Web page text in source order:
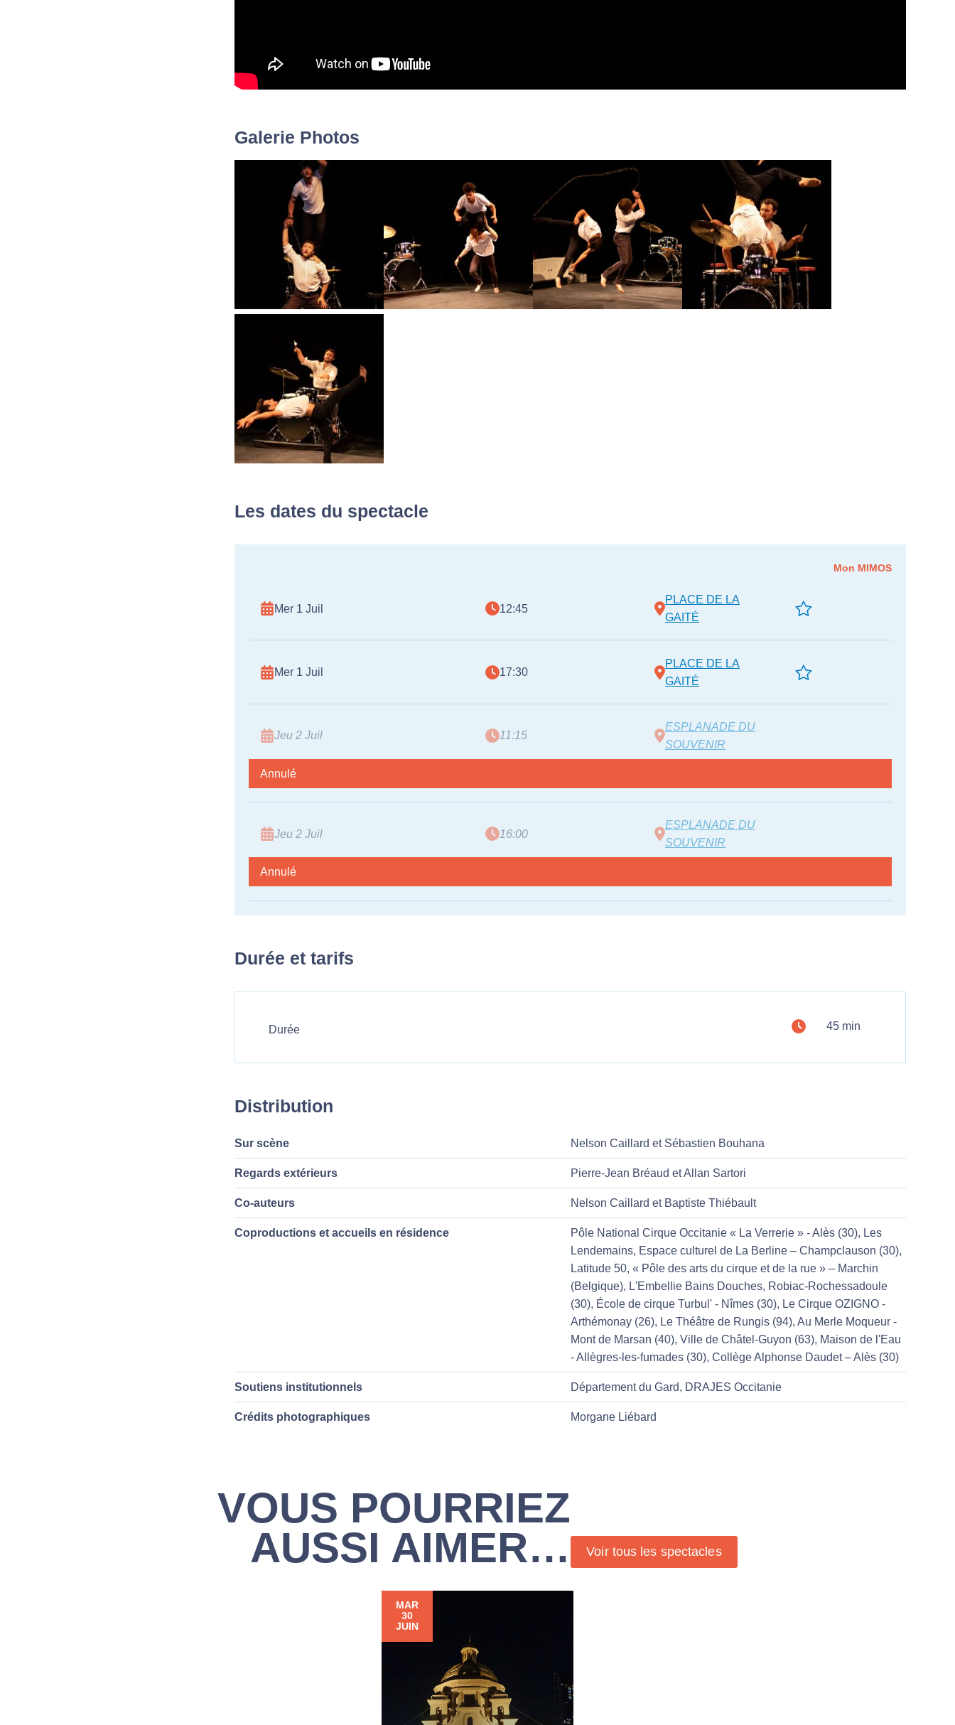
Galerie Photos
Les dates du spectacle
Mon MIMOS
Mer 1 Juil 12:45
PLACE DE LA
GAITÉ
Mer 1 Juil 17:30
PLACE DE LA
GAITÉ
Jeu 2 Juil 11:15
ESPLANADE DU
SOUVENIR
Annulé
Jeu 2 Juil 16:00
ESPLANADE DU
SOUVENIR
Annulé
Durée et tarifs
Durée 45 min
Distribution
Sur scène Nelson Caillard et Sébastien Bouhana
Regards extérieurs Pierre-Jean Bréaud et Allan Sartori
Co-auteurs Nelson Caillard et Baptiste Thiébault
Coproductions et accueils en résidence
Pôle National Cirque Occitanie « La Verrerie » - Alès (30), Les
Lendemains, Espace culturel de La Berline – Champclauson (30),
Latitude 50, « Pôle des arts du cirque et de la rue » – Marchin
(Belgique), L'Embellie Bains Douches, Robiac-Rochessadoule
(30), École de cirque Turbul' - Nîmes (30), Le Cirque OZIGNO -
Arthémonay (26), Le Théâtre de Rungis (94), Au Merle Moqueur -
Mont de Marsan (40), Ville de Châtel-Guyon (63), Maison de l'Eau
- Allègres-les-fumades (30), Collège Alphonse Daudet – Alès (30)
Soutiens institutionnels Département du Gard, DRAJES Occitanie
Crédits photographiques Morgane Liébard
VOUS POURRIEZ
AUSSI AIMER…
Voir tous les spectacles
MAR
30
JUIN